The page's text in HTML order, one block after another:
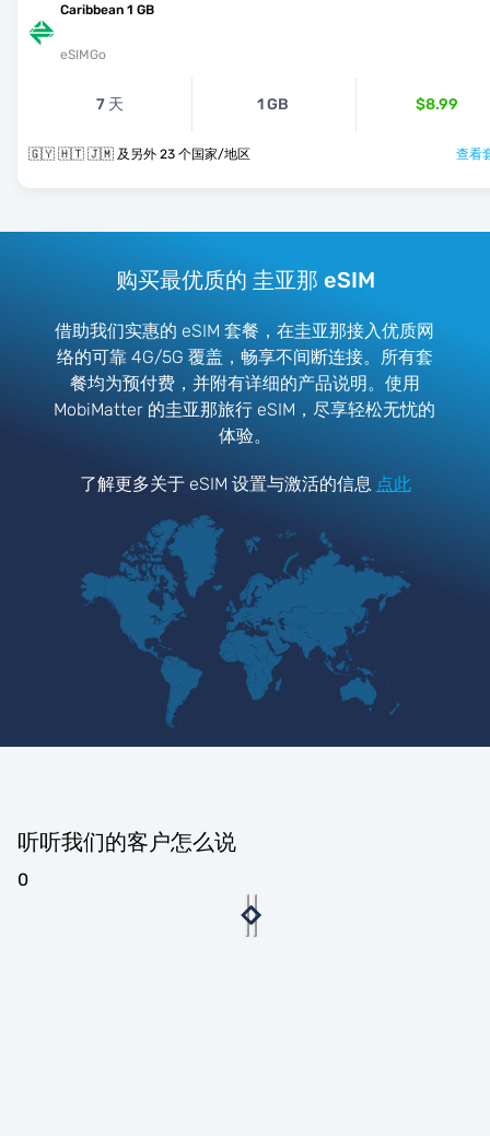
Caribbean 1 GB
eSIMGo
7 天 1 GB $8.99
🇬🇾 🇭🇹 🇯🇲 及另外 23 个国家/地区 查看
购买最优质的 圭亚那 eSIM
借助我们实惠的 eSIM 套餐，在圭亚那接入优质网
络的可靠 4G/5G 覆盖，畅享不间断连接。所有套
餐均为预付费，并附有详细的产品说明。使用
MobiMatter 的圭亚那旅行 eSIM，尽享轻松无忧的
体验。
了解更多关于 eSIM 设置与激活的信息 点此
听听我们的客户怎么说
0